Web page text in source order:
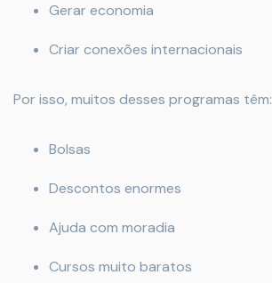
Gerar economia
Criar conexões internacionais
Por isso, muitos desses programas têm:
Bolsas
Descontos enormes
Ajuda com moradia
Cursos muito baratos